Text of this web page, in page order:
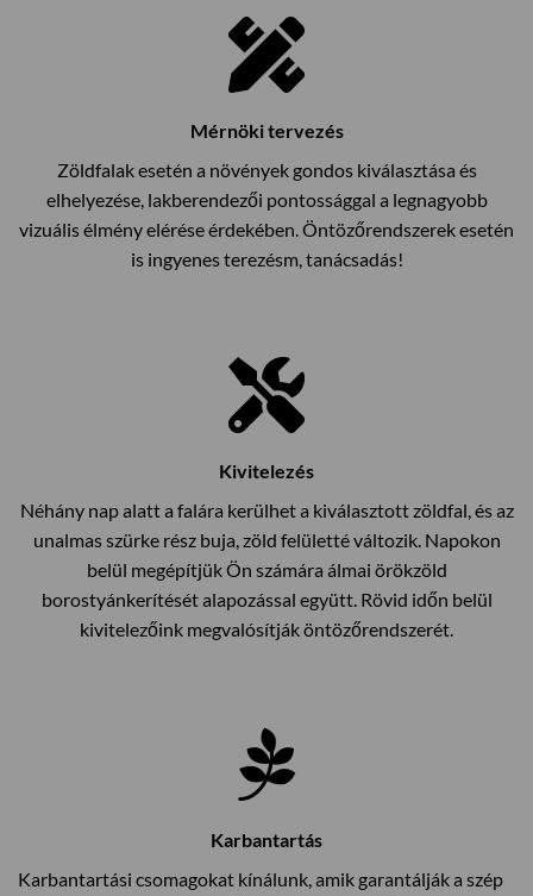
Mérnöki tervezés
Zöldfalak esetén a növények gondos kiválasztása és
elhelyezése, lakberendezői pontossággal a legnagyobb
vizuális élmény elérése érdekében. Öntözőrendszerek esetén
is ingyenes terezésm, tanácsadás!
Kivitelezés
Néhány nap alatt a falára kerülhet a kiválasztott zöldfal, és az
unalmas szürke rész buja, zöld felületté változik. Napokon
belül megépítjük Ön számára álmai örökzöld
borostyánkerítését alapozással együtt. Rövid időn belül
kivitelezőink megvalósítják öntözőrendszerét.
Karbantartás
Karbantartási csomagokat kínálunk, amik garantálják a szép